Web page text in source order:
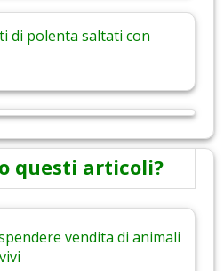
di polenta saltati con
questi articoli?
vendita di animali